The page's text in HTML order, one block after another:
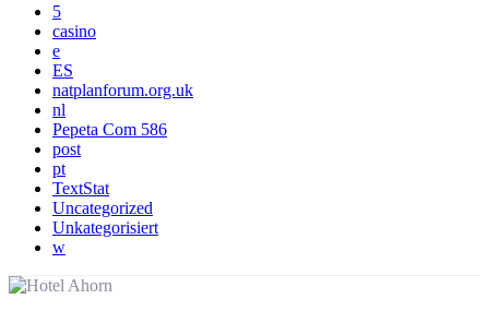
5
casino
e
ES
natplanforum.org.uk
nl
Pepeta Com 586
post
pt
TextStat
Uncategorized
Unkategorisiert
w